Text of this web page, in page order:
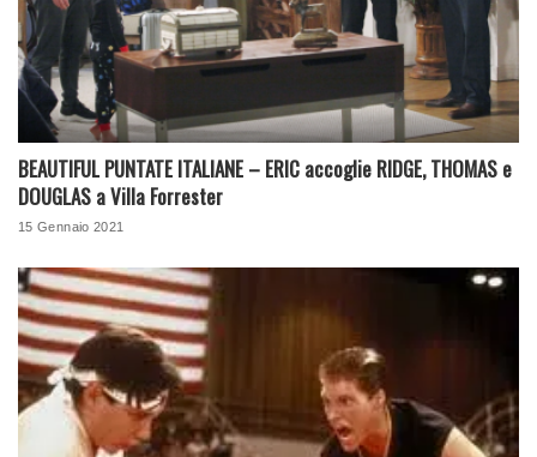
BEAUTIFUL PUNTATE ITALIANE – ERIC accoglie RIDGE, THOMAS e
DOUGLAS a Villa Forrester
15 Gennaio 2021